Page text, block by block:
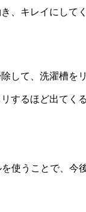
、キレイにして
して、洗濯槽を
するほど出てく
使うことで、今